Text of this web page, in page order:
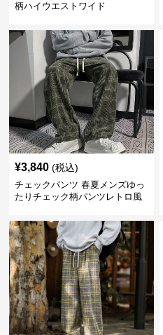
柄ハイウエストワイド
¥3,840 (税込)
チェックパンツ 春夏メンズゆっ
たりチェック柄パンツレトロ風